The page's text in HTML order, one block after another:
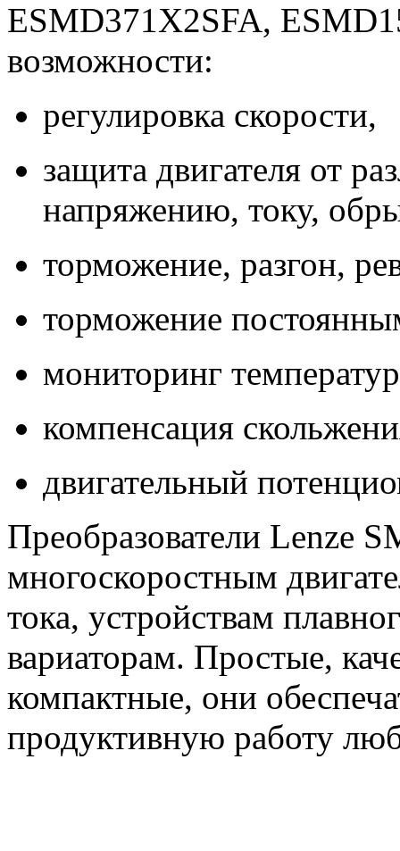
ESMD371X2SFA,
возможности:
регулировка скорости,
защита двигателя от
напряжению, току,
торможение, разгон,
торможение
мониторинг
компенсация
двигательный
Преобразователи Lenze
многоскоростным
тока, устройствам
вариаторам. Простые,
компактные, они
продуктивную работу